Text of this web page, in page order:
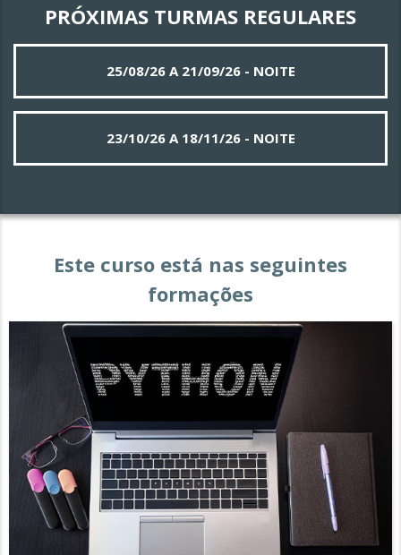
PRÓXIMAS TURMAS REGULARES
25/08/26 A 21/09/26 - NOITE
23/10/26 A 18/11/26 - NOITE
Este curso está nas seguintes
formações